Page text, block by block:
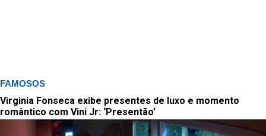
FAMOSOS
Virginia Fonseca exibe presentes de luxo e momento
romântico com Vini Jr: ‘Presentão’